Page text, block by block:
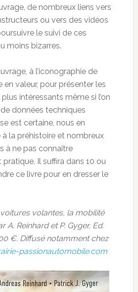
de nombreux liens vers
ou vers des vidéos
le suivi de ces
moins bizarres.
à l’iconographie de
en valeur, pour présenter les
intéressants même si l’on
données techniques
est certaine, nous en
la préhistoire et nombreux
à ne pas connaître
pratique. Il suffira dans 10 ou
ce livre pour en dresser le
volantes, la mobilité
A. Reinhard et P. Gyger, Ed.
€. Diffusé notamment chez
passionautomobile.com